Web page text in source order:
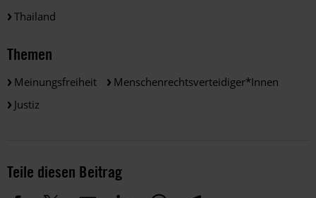
Thailand
Themen
Meinungsfreiheit
Menschenrechtsverteidiger*innen
Justiz
Teile diesen Beitrag